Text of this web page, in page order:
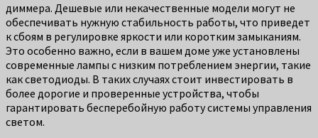
диммера. Дешевые или некачественные модели могут не
обеспечивать нужную стабильность работы, что приведет
к сбоям в регулировке яркости или коротким замыканиям.
Это особенно важно, если в вашем доме уже установлены
современные лампы с низким потреблением энергии, такие
как светодиоды. В таких случаях стоит инвестировать в
более дорогие и проверенные устройства, чтобы
гарантировать бесперебойную работу системы управления
светом.